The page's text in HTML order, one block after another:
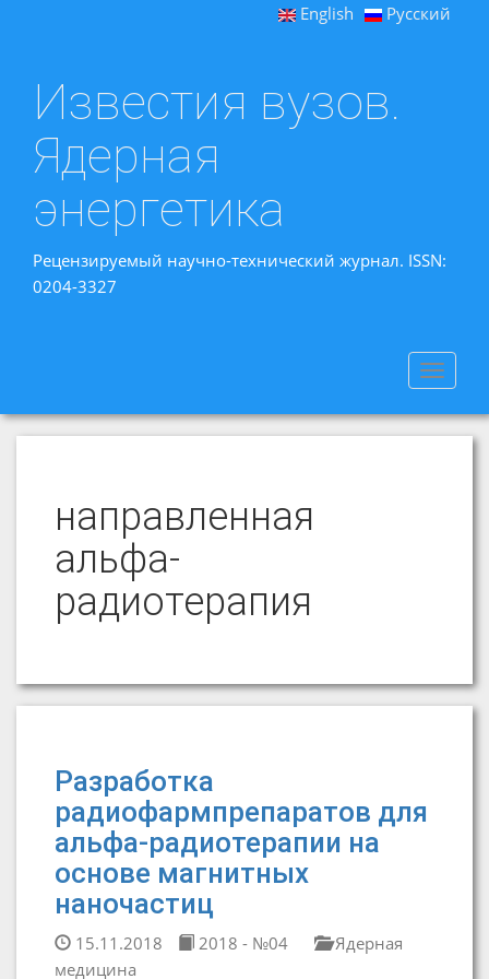
English Русский
Известия вузов.
Ядерная
энергетика
Рецензируемый научно-технический журнал. ISSN:
0204-3327
Toggle
направленная
альфа-
радиотерапия
Разработка
радиофармпрепаратов для
альфа-радиотерапии на
основе магнитных
наночастиц
15.11.2018 2018 - №04
Ядерная
медицина